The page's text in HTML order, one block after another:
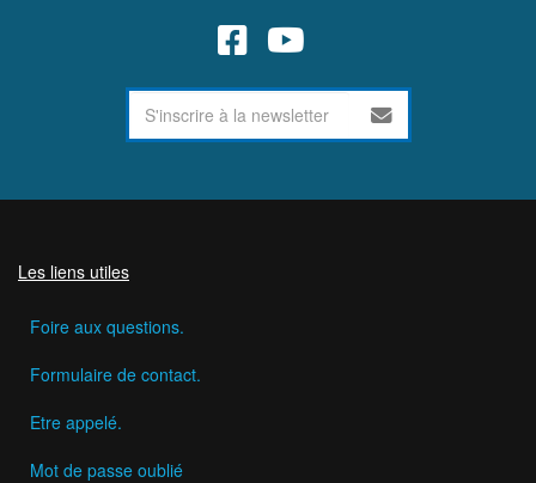
Les liens utiles
Foire aux questions.
Formulaire de contact.
Etre appelé.
Mot de passe oublié